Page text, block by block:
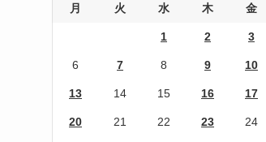
月 火 水 木 金
1 2 3
6 7 8 9 10
13 14 15 16 17
20 21 22 23 24